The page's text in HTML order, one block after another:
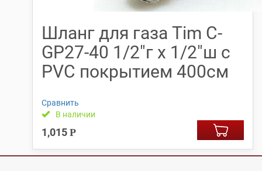
Шланг для газа Tim С-
GP27-40 1/2″г х 1/2″ш с
PVC покрытием 400см
Сравнить
В наличии
1,015 Р